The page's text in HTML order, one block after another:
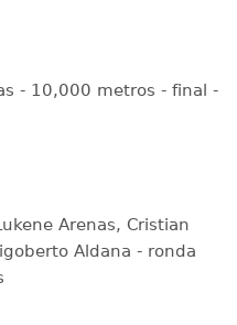
- 10,000 metros - final -
Arenas, Cristian
Aldana - ronda